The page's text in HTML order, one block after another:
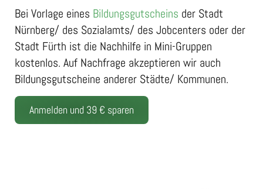
Bei Vorlage eines Bildungsgutscheins der Stadt
Nürnberg/ des Sozialamts/ des Jobcenters oder der
Stadt Fürth ist die Nachhilfe in Mini-Gruppen
kostenlos. Auf Nachfrage akzeptieren wir auch
Bildungsgutscheine anderer Städte/ Kommunen.
Anmelden und 39 € sparen